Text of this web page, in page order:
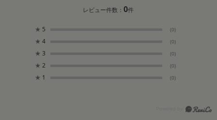
レビュー件数：0件
★ 5 (0)
★ 4 (0)
★ 3 (0)
★ 2 (0)
★ 1 (0)